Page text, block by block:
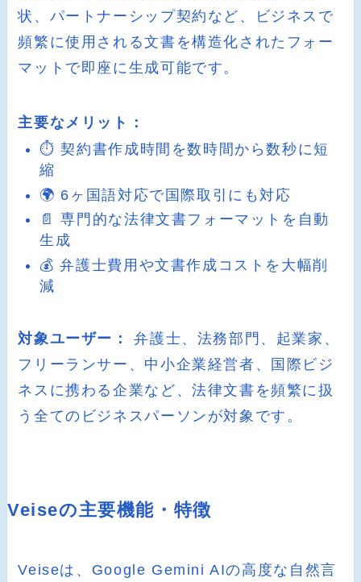
状、パートナーシップ契約など、ビジネスで
頻繁に使用される文書を構造化されたフォー
マットで即座に生成可能です。
主要なメリット：
⏱️ 契約書作成時間を数時間から数秒に短
縮
🌍 6ヶ国語対応で国際取引にも対応
📄 専門的な法律文書フォーマットを自動
生成
💰 弁護士費用や文書作成コストを大幅削
減
対象ユーザー：
弁護士、法務部門、起業家、
フリーランサー、中小企業経営者、国際ビジ
ネスに携わる企業など、法律文書を頻繁に扱
う全てのビジネスパーソンが対象です。
Veiseの主要機能・特徴
Veiseは、Google Gemini AIの高度な自然言